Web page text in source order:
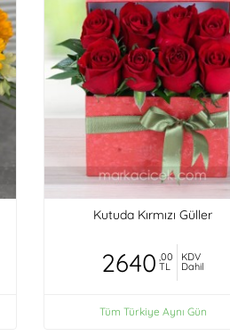
Kutuda Kırmızı Güller
2640 ,00
TL
KDV
Dahil
Tüm Türkiye Aynı Gün